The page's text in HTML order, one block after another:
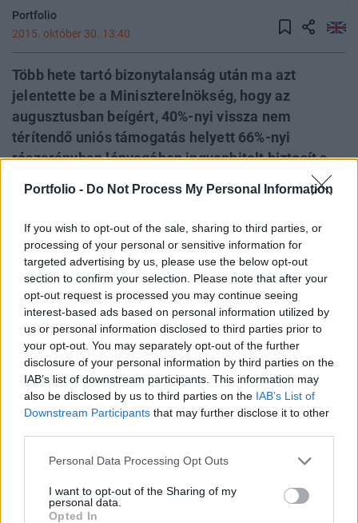
Portfolio - Do Not Process My Personal Information
If you wish to opt-out of the sale, sharing to third parties, or
processing of your personal or sensitive information for
targeted advertising by us, please use the below opt-out
section to confirm your selection. Please note that after your
opt-out request is processed you may continue seeing
interest-based ads based on personal information utilized by
us or personal information disclosed to third parties prior to
your opt-out. You may separately opt-out of the further
disclosure of your personal information by third parties on the
IAB’s list of downstream participants. This information may
also be disclosed by us to third parties on the IAB’s List of
Downstream Participants that may further disclose it to other
Personal Data Processing Opt Outs
I want to opt-out of the Sharing of my
personal data.
Opted In
Portfolio
2015. október 30. 13:40
Több hete tartó bizonytalanság után ma azt
jelentette be a Miniszterelnökség, hogy az
augusztusban beígért, 40%-nyi vissza nem
térítendő uniós támogatás helyett 66%-nyi
részarányban lényegében ingyenhitelt biztosít a
korszerűsítésére. A fennmaradó egyharmadnyi
részt a családoknak maguknak kell előteremteni
az ilyen beruházások megvalósításához, igaz ez
alacsonyabb az augusztusban jelzett 45%-nál.
Vállalati Növekedés 2015A 2014-2020-as új uniós
pályázati rendszer legfőbb változásairól, illetve a
finanszírozási lehetőségekről részletesen szó lesz a jövő
keddi Vállalati Növekedés konferenciánkon. További
részletek:Információ és jelentkezésA tárca továbbra is
azzal magyarázza a stratégiaváltást, hogy az Európai Unió
jogszabályai nem teszik lehetővé a közvetlenül...
KEDVES OLVASÓNK!
A keresett cikk a portfolio.hu hírarchívumához
tartozik, melynek olvasása előfizetéses